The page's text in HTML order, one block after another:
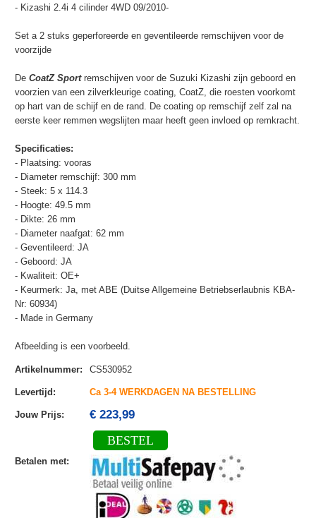
- Kizashi 2.4i 4 cilinder 4WD 09/2010-
Set a 2 stuks geperforeerde en geventileerde remschijven voor de
voorzijde
De CoatZ Sportremschijven voor de Suzuki Kizashi zijn geboord en
voorzien van een zilverkleurige coating, CoatZ, die roesten voorkomt
op hart van de schijf en de rand. De coating op remschijf zelf zal na
eerste keer remmen wegslijten maar heeft geen invloed op remkracht.
Specificaties:
- Plaatsing: vooras
- Diameter remschijf: 300 mm
- Steek: 5 x 114.3
- Hoogte: 49.5 mm
- Dikte: 26 mm
- Diameter naafgat: 62 mm
- Geventileerd: JA
- Geboord: JA
- Kwaliteit: OE+
- Keurmerk: Ja, met ABE (Duitse Allgemeine Betriebserlaubnis KBA-
Nr: 60934)
- Made in Germany
Afbeelding is een voorbeeld.
Artikelnummer: CS530952
Levertijd : Ca 3-4 WERKDAGEN NA BESTELLING
Jouw Prijs: € 223,99
BESTEL
Betalen met: